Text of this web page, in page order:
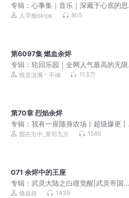
专辑： 心事集｜音乐｜深藏于心底的思
虑与情感
人字拖tiktok 805
第6097集 燃血余烬
专辑： 轮回乐园｜全网人气最高的无限
流 悦音涟漪丶不倾 11.5万
第70章 烈焰余烬
专辑： 我有一座随身农场丨超级爆更丨
高燃逆袭丨都市玄幻丨中医医术丨古武
圆在方中_青羽九方 1560
071 余烬中的王座
专辑： 武灵大陆之白瞳觉醒|武灵帝国前
传|魔皇Him传记
锋叔叔 1439